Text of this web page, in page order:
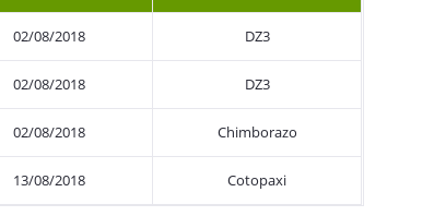
02/08/2018 DZ3
02/08/2018 DZ3
02/08/2018 Chimborazo
13/08/2018 Cotopaxi